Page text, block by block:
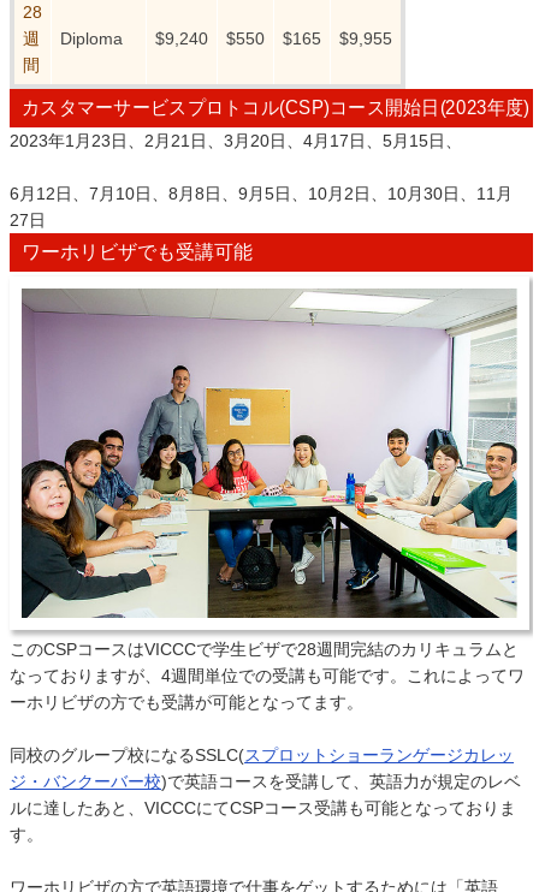
28
週
間
Diploma $9,240 $550 $165 $9,955
カスタマーサービスプロトコル(CSP)コース開始日(2023年度)
2023年1月23日、2月21日、3月20日、4月17日、5月15日、
6月12日、7月10日、8月8日、9月5日、10月2日、10月30日、11月
27日
ワーホリビザでも受講可能
このCSPコースはVICCCで学生ビザで28週間完結のカリキュラムと
なっておりますが、4週間単位での受講も可能です。これによってワ
ーホリビザの方でも受講が可能となってます。
同校のグループ校になるSSLC(スプロットショーランゲージカレッ
ジ・バンクーバー校)で英語コースを受講して、英語力が規定のレベ
ルに達したあと、VICCCにてCSPコース受講も可能となっておりま
す。
ワーホリビザの方で英語環境で仕事をゲットするためには「英語